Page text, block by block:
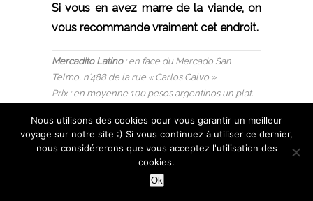
Si vous en avez marre de la viande, on
vous recommande vraiment cet endroit.
Mercadito Latino: en face du Mercado San
Telmo, n°488 de la rue « Carlos Calvo ».
Prix : en moyenne 100 pesos argentinos un plat.
« El Banco Rojo » : dévorer
un sandwich aux goûts
Nous utilisons des cookies pour vous garantir un meilleur
voyage sur notre site :) Si vous continuez à utiliser ce dernier,
nous considérerons que vous acceptez l'utilisation des
cookies.
Ok